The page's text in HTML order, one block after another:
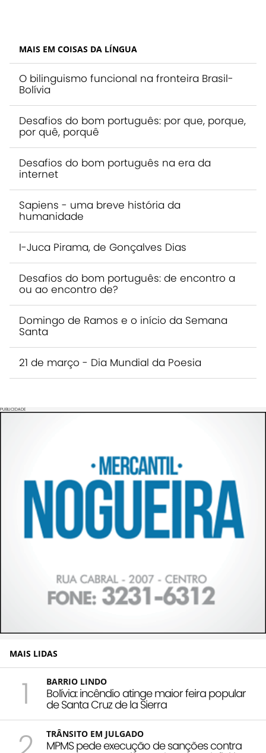
MAIS EM COISAS DA LÍNGUA
O bilinguismo funcional na fronteira Brasil-
Bolívia
Desafios do bom português: por que, porque,
por quê, porquê
Desafios do bom português na era da
internet
Sapiens - uma breve história da
humanidade
I-Juca Pirama, de Gonçalves Dias
Desafios do bom português: de encontro a
ou ao encontro de?
Domingo de Ramos e o início da Semana
Santa
21 de março - Dia Mundial da Poesia
PUBLICIDADE
MAIS LIDAS
1 BARRIO LINDO
Bolívia: incêndio atinge maior feira popular
de Santa Cruz de la Sierra
TRÂNSITO EM JULGADO
MPMS pede execução de sanções contra